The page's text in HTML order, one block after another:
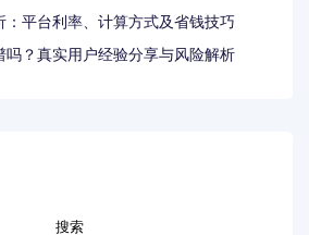
：平台利率、计算方式及省钱技巧
吗？真实用户经验分享与风险解析